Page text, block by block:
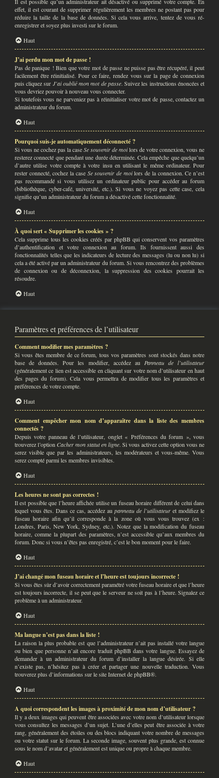
effet, il est courant de supprimer régulièrement les membres ne postant pas pour
réduire la taille de la base de données. Si cela vous arrive, tentez de vous ré-
enregistrer et soyez plus investi sur le forum.
Haut
J’ai perdu mon mot de passe !
Pas de panique ! Bien que votre mot de passe ne puisse pas être récupéré, il peut
facilement être réinitialisé. Pour ce faire, rendez vous sur la page de connexion
puis cliquez sur J’ai oublié mon mot de passe. Suivez les instructions énoncées et
vous devriez pouvoir à nouveau vous connecter.
Si toutefois vous ne parveniez pas à réinitialiser votre mot de passe, contactez un
administrateur du forum.
Haut
Pourquoi suis-je automatiquement déconnecté ?
Si vous ne cochez pas la caseSe souvenir de moilors de votre connexion, vous ne
resterez connecté que pendant une durée déterminée. Cela empêche que quelqu’un
d’autre utilise votre compte à votre insu en utilisant le même ordinateur. Pour
rester connecté, cochez la case Se souvenir de moilors de la connexion. Ce n’est
pas recommandé si vous utilisez un ordinateur public pour accéder au forum
(bibliothèque, cyber-café, université, etc.). Si vous ne voyez pas cette case, cela
signifie qu’un administrateur du forum a désactivé cette fonctionnalité.
Haut
À quoi sert « Supprimer les cookies » ?
Cela supprime tous les cookies créés par phpBB qui conservent vos paramètres
d’authentification et votre connexion au forum. Ils fournissent aussi des
fonctionnalités telles que les indicateurs de lecture des messages (lu ou non lu) si
cela a été activé par un administrateur du forum. Si vous rencontrez des problèmes
de connexion ou de déconnexion, la suppression des cookies pourrait les
résoudre.
Haut
Paramètres et préférences de l’utilisateur
Comment modifier mes paramètres ?
Si vous êtes membre de ce forum, tous vos paramètres sont stockés dans notre
base de données. Pour les modifier, accédez au Panneau de l’utilisateur
(généralement ce lien est accessible en cliquant sur votre nom d’utilisateur en haut
des pages du forum). Cela vous permettra de modifier tous les paramètres et
préférences de votre compte.
Haut
Comment empêcher mon nom d’apparaître dans la liste des membres
connectés ?
Depuis votre panneau de l’utilisateur, onglet « Préférences du forum », vous
trouverez l’option Cacher mon statut en ligne. Si vous activez cette option vous ne
serez visible que par les administrateurs, les modérateurs et vous-même. Vous
serez compté parmi les membres invisibles.
Haut
Les heures ne sont pas correctes !
Il est possible que l’heure affichée utilise un fuseau horaire différent de celui dans
lequel vous êtes. Dans ce cas, accédez au panneau de l’utilisateur et modifiez le
fuseau horaire afin qu’il corresponde à la zone où vous vous trouvez (ex :
Londres, Paris, New York, Sydney, etc.). Notez que la modification du fuseau
horaire, comme la plupart des paramètres, n’est accessible qu’aux membres du
forum. Donc si vous n’êtes pas enregistré, c’est le bon moment pour le faire.
Haut
J’ai changé mon fuseau horaire et l’heure est toujours incorrecte !
Si vous êtes sûr d’avoir correctement paramétré votre fuseau horaire et que l’heure
est toujours incorrecte, il se peut que le serveur ne soit pas à l’heure. Signalez ce
problème à un administrateur.
Haut
Ma langue n’est pas dans la liste !
La raison la plus probable est que l’administrateur n’ait pas installé votre langue
ou bien que personne n’ait encore traduit phpBB dans votre langue. Essayez de
demander à un administrateur du forum d’installer la langue désirée. Si elle
n’existe pas, n’hésitez pas à créer et partager une nouvelle traduction. Vous
trouverez plus d’informations sur le site Internet dephpBB®.
Haut
A quoi correspondent les images à proximité de mon nom d’utilisateur ?
Il y a deux images qui peuvent être associées avec votre nom d’utilisateur lorsque
vous consultez les messages d’un sujet. L’une d’elles peut être associée à votre
rang, généralement des étoiles ou des blocs indiquant votre nombre de messages
ou votre statut sur le forum. La seconde image, souvent plus grande, est connue
sous le nom d’avatar et généralement est unique ou propre à chaque membre.
Haut